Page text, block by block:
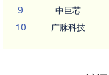
9 中巨芯
10 广脉科技